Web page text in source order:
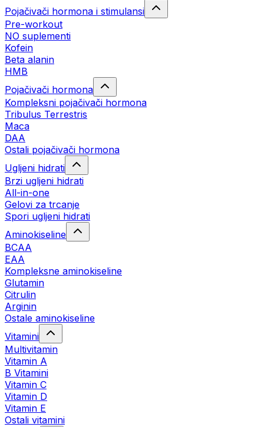
Pojačivači hormona i stimulansi
Pre-workout
NO suplementi
Kofein
Beta alanin
HMB
Pojačivači hormona
Kompleksni pojačivači hormona
Tribulus Terrestris
Maca
DAA
Ostali pojačivači hormona
Ugljeni hidrati
Brzi ugljeni hidrati
All-in-one
Gelovi za trcanje
Spori ugljeni hidrati
Aminokiseline
BCAA
ЕАА
Kompleksne aminokiseline
Glutamin
Citrulin
Arginin
Ostale aminokiseline
Vitamini
Multivitamin
Vitamin A
B Vitamini
Vitamin C
Vitamin D
Vitamin E
Ostali vitamini